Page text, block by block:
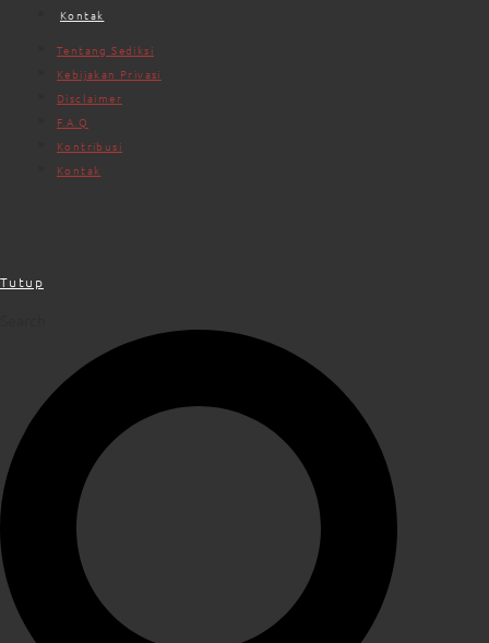
Kontak
Tentang Sediksi
Kebijakan Privasi
Disclaimer
F.A.Q
Kontribusi
Kontak
Tutup